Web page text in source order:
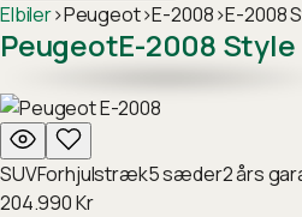
Elbiler›Peugeot›E-2008›E-2008
PeugeotE-2008
SUVForhjulstræk5sæder2års
204.990Kr